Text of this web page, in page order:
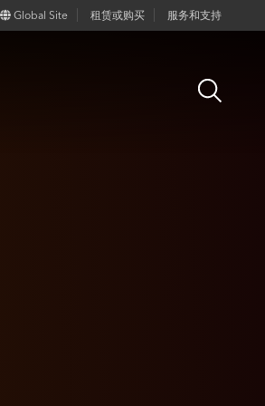
Global Site 租赁或购买 服务和支持
Open
Search